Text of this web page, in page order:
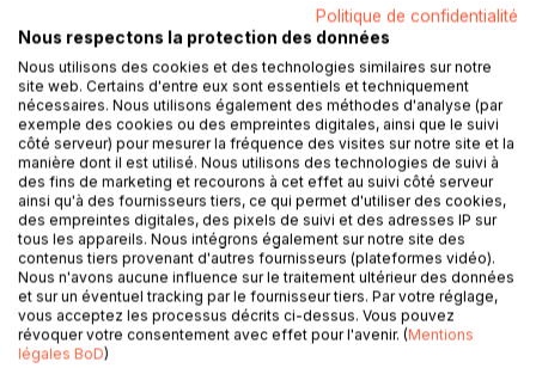
DESCRIPTION
La licorne, de par sa nature fait que l’on ne peut oublier le
soleil, et ce malgré les rafales. Il existe bien ce monde, ce
monde de soleil. Un monde de lumière et d’authenticité, un
monde de bien-être. Il est le monde qui régit l’équilibre
universel.
Dans la plaine, dans le sable et le vent, le soleil qui danse
laisse la rose bleue être.
Cette fleur parsème tout autour d’elle du bleu. Le bleu,
couleur de la lumière de la licorne. Couleur de la poésie, de
la musique, de la sculpture, on se rappelle la note bleue de
Politique de confidentialité
Nous respectons la protection des données
Nous utilisons des cookies et des technologies similaires sur notre
site web. Certains d'entre eux sont essentiels et techniquement
nécessaires. Nous utilisons également des méthodes d'analyse (par
exemple des cookies ou des empreintes digitales, ainsi que le suivi
côté serveur) pour mesurer la fréquence des visites sur notre site et la
manière dont il est utilisé. Nous utilisons des technologies de suivi à
des fins de marketing et recourons à cet effet au suivi côté serveur
ainsi qu'à des fournisseurs tiers, ce qui permet d'utiliser des cookies,
des empreintes digitales, des pixels de suivi et des adresses IP sur
tous les appareils. Nous intégrons également sur notre site des
contenus tiers provenant d'autres fournisseurs (plateformes vidéo).
Nous n'avons aucune influence sur le traitement ultérieur des données
et sur un éventuel tracking par le fournisseur tiers. Par votre réglage,
vous acceptez les processus décrits ci-dessus. Vous pouvez
révoquer votre consentement avec effet pour l'avenir. (Mentions
légales BoD)